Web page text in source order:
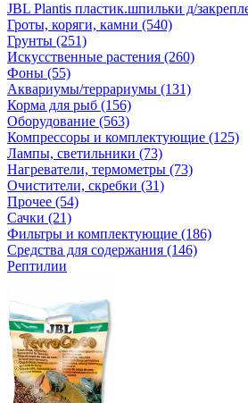
JBL Plantis пластик.шпильки д/
Гроты, коряги, камни (540)
Грунты (251)
Искусственные растения (260)
Фоны (55)
Аквариумы/террариумы (131)
Корма для рыб (156)
Оборудование (563)
Компрессоры и комплектующие (125)
Лампы, светильники (73)
Нагреватели, термометры (73)
Очистители, скребки (31)
Прочее (54)
Сачки (21)
Фильтры и комплектующие (186)
Средства для содержания (146)
Рептилии